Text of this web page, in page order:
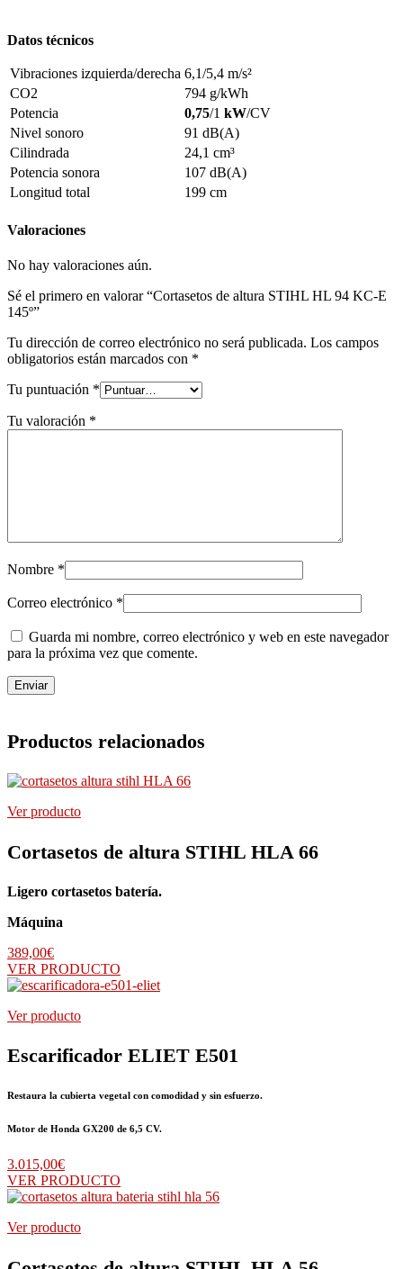
Datos técnicos
Vibraciones izquierda/derecha 6,1/5,4 m/s²
CO2
794 g/kWh
Potencia
0,75/1 kW/CV
Nivel sonoro
91 dB(A)
Cilindrada
24,1 cm³
Potencia sonora
107 dB(A)
Longitud total
199 cm
Valoraciones
No hay valoraciones aún.
Sé el primero en valorar “Cortasetos de altura STIHL HL 94 KC-E
145º”
Tu dirección de correo electrónico no será publicada. Los campos
obligatorios están marcados con *
Tu puntuación *
Tu valoración *
Nombre *
Correo electrónico *
Guarda mi nombre, correo electrónico y web en este navegador
para la próxima vez que comente.
Productos relacionados
Ver producto
Cortasetos de altura STIHL HLA 66
Ligero cortasetos batería.
Máquina
389,00€
VER PRODUCTO
Ver producto
Escarificador ELIET E501
Restaura la cubierta vegetal con comodidad y sin esfuerzo.
Motor de Honda GX200 de 6,5 CV.
3.015,00€
VER PRODUCTO
Ver producto